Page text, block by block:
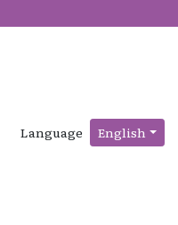
Language English